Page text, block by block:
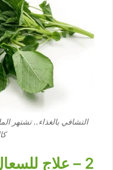
التشافي بالغذاء.. تشتهر
2 – علاج للسعال والتهابات الحلق